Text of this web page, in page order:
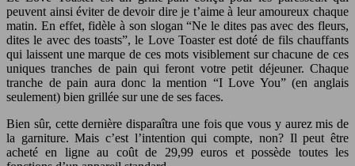
peuvent ainsi éviter de devoir dire je t’aime à leur amoureux chaque
matin. En effet, fidèle à son slogan “Ne le dites pas avec des fleurs,
dites le avec des toasts”, le Love Toaster est doté de fils chauffants
qui laissent une marque de ces mots visiblement sur chacune de ces
uniques tranches de pain qui feront votre petit déjeuner. Chaque
tranche de pain aura donc la mention “I Love You” (en anglais
seulement) bien grillée sur une de ses faces.
Bien sûr, cette dernière disparaîtra une fois que vous y aurez mis de
la garniture. Mais c’est l’intention qui compte, non? Il peut être
acheté en ligne au coût de 29,99 euros et possède toutes les